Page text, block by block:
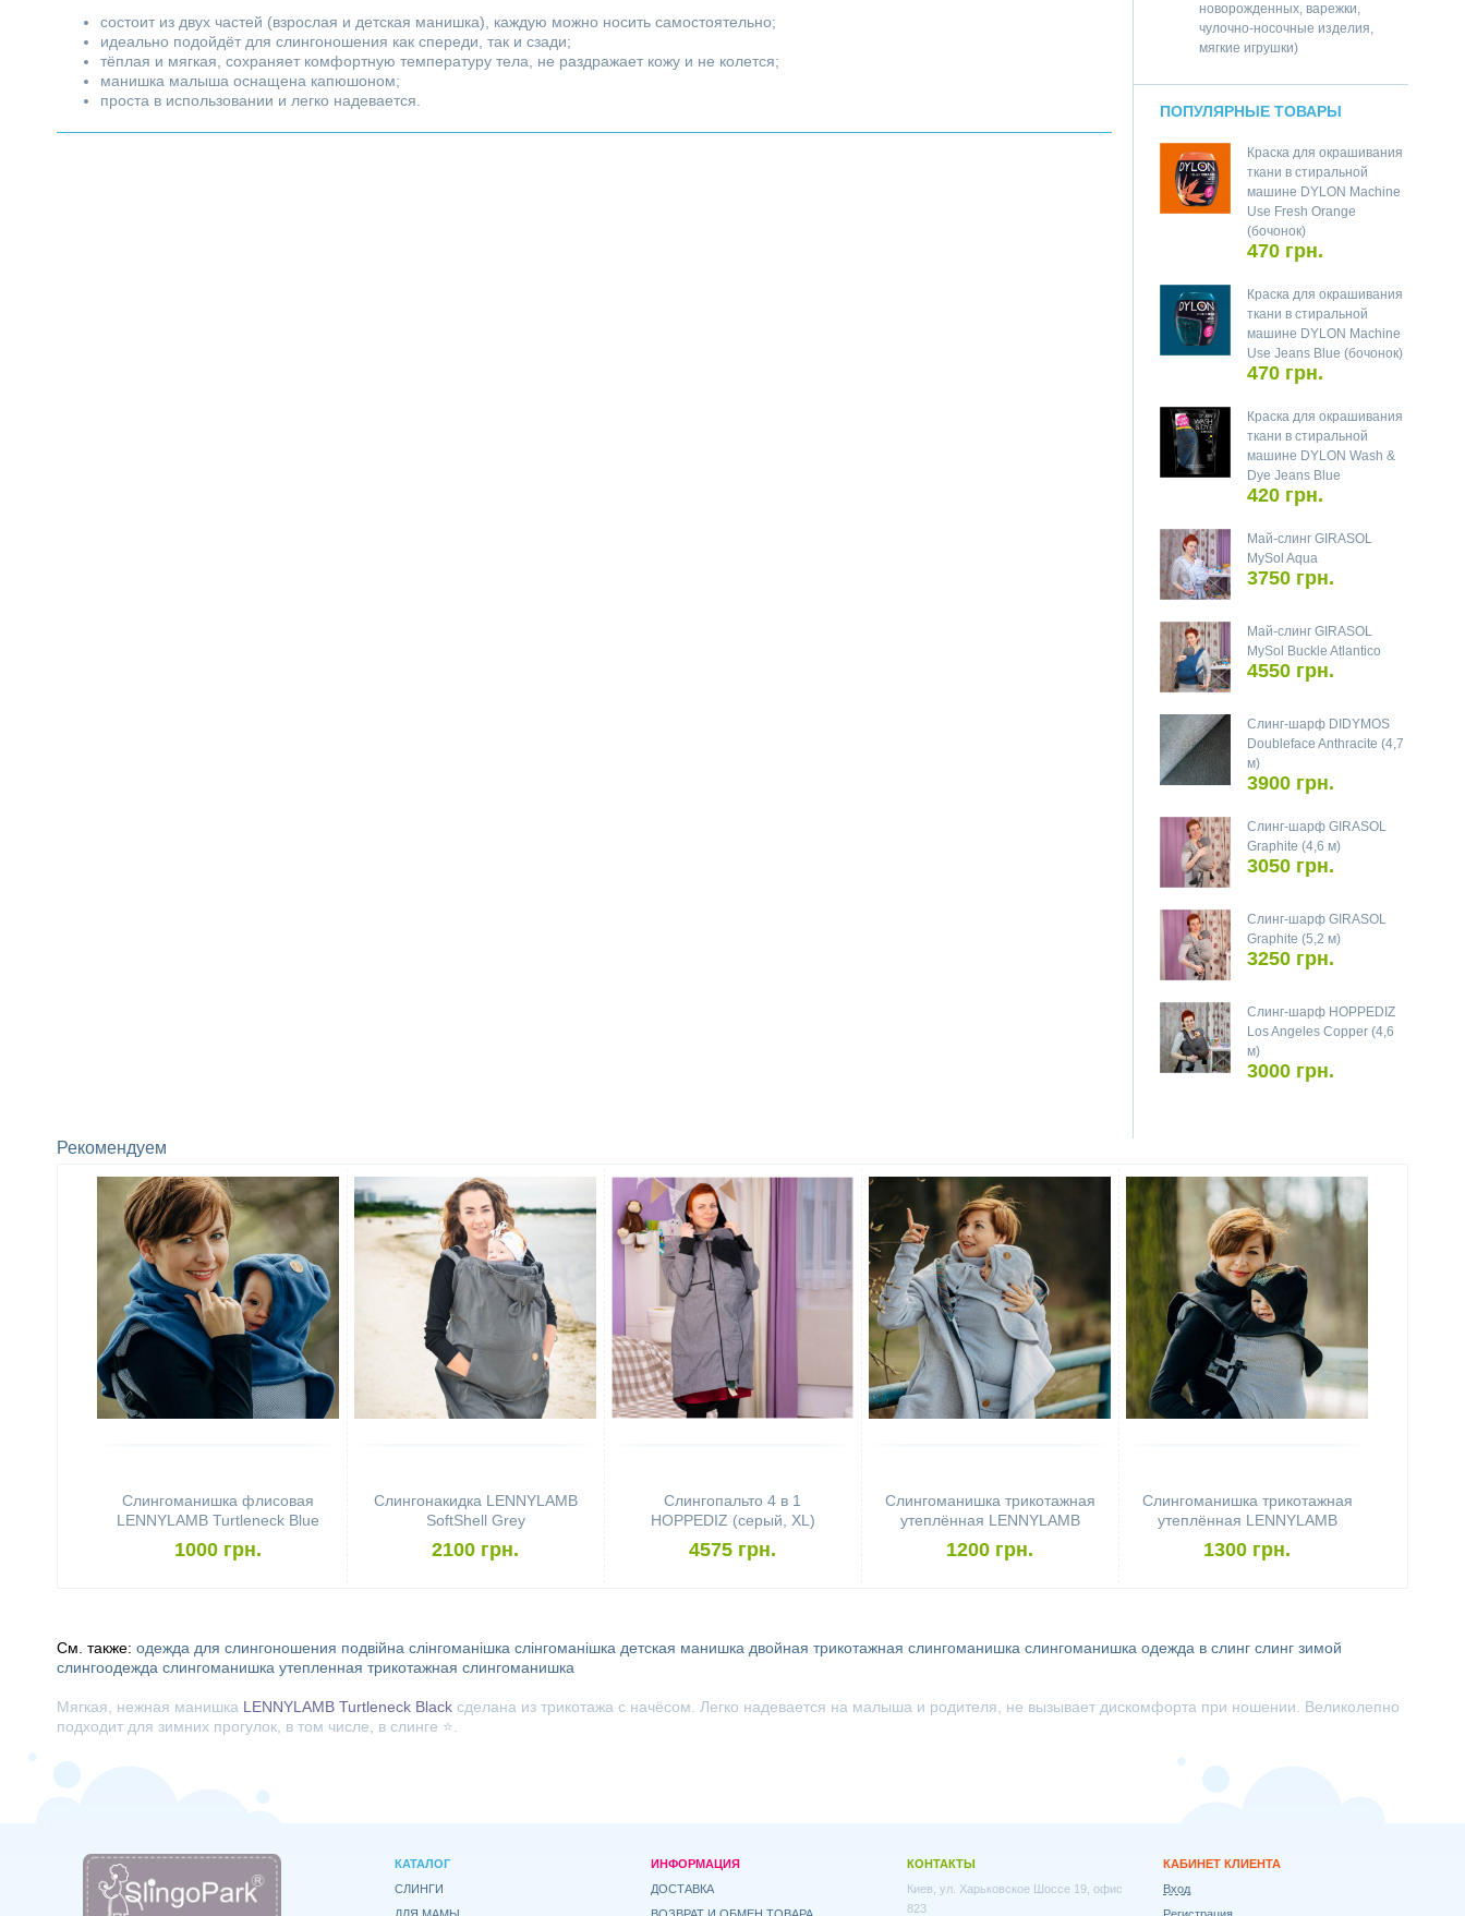
состоит из двух частей (взрослая и детская манишка), каждую можно носить самостоятельно;
идеально подойдёт для слингоношения как спереди, так и сзади;
тёплая и мягкая, сохраняет комфортную температуру тела, не раздражает кожу и не колется;
манишка малыша оснащена капюшоном;
проста в использовании и легко надевается.
новорожденных, варежки,
чулочно-носочные изделия,
мягкие игрушки)
ПОПУЛЯРНЫЕ ТОВАРЫ
Краска для окрашивания
ткани в стиральной
машине DYLON Machine
Use Fresh Orange
(бочонок)
470 грн.
Краска для окрашивания
ткани в стиральной
машине DYLON Machine
Use Jeans Blue (бочонок)
470 грн.
Краска для окрашивания
ткани в стиральной
машине DYLON Wash &
Dye Jeans Blue
420 грн.
Май-слинг GIRASOL
MySol Aqua
3750 грн.
Май-слинг GIRASOL
MySol Buckle Atlantico
4550 грн.
Слинг-шарф DIDYMOS
Doubleface Anthracite (4,7
м)
3900 грн.
Слинг-шарф GIRASOL
Graphite (4,6 м)
3050 грн.
Слинг-шарф GIRASOL
Graphite (5,2 м)
3250 грн.
Слинг-шарф HOPPEDIZ
Los Angeles Copper (4,6
м)
3000 грн.
Рекомендуем
Слингоманишка флисовая
LENNYLAMB Turtleneck Blue
1000 грн.
Слингонакидка LENNYLAMB
SoftShell Grey
2100 грн.
Слингопальто 4 в 1
HOPPEDIZ (серый, XL)
4575 грн.
Слингоманишка трикотажная
утеплённая LENNYLAMB
Turtleneck Grey Melange
1200 грн.
Слингоманишка трикотажная
утеплённая LENNYLAMB
Turtleneck Black & Wild Soul
Daedalus
1300 грн.
См. также: одежда для слингоношения подвійна слінгоманішка слінгоманішка детская манишка двойная трикотажная слингоманишка слингоманишка одежда в слинг слинг зимой
слингоодежда слингоманишка утепленная трикотажная слингоманишка
Мягкая, нежная манишка LENNYLAMB Turtleneck Black сделана из трикотажа с начёсом. Легко надевается на малыша и родителя, не вызывает дискомфорта при ношении. Великолепно
подходит для зимних прогулок, в том числе, в слинге ⭐.
КАТАЛОГ
СЛИНГИ
ИНФОРМАЦИЯ
ДОСТАВКА
КОНТАКТЫ
Киев, ул. Харьковское Шоссе 19, офис
823
КАБИНЕТ КЛИЕНТА
Вход